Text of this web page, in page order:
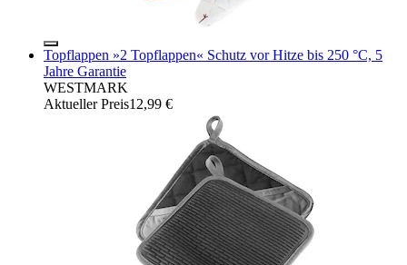
Topflappen »2 Topflappen« Schutz vor Hitze bis 250 °C, 5
Jahre Garantie
WESTMARK
Aktueller Preis12,99 €